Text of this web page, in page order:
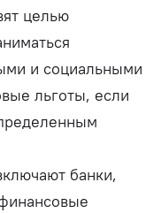
целью
и социальными
льготы, если
банки,